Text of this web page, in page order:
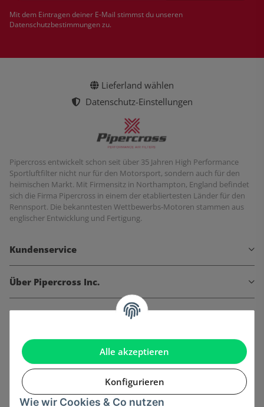
Alle akzeptieren
Konfigurieren
Wie wir Cookies & Co nutzen
Mit dem Eintragen deiner E-Mail stimmst du unseren
Datenschutzbestimmungenzu.
Lieferland wählen
Datenschutz-Einstellungen
Pipercross entwickelt schon seit über 35 Jahren High Performance
Sportluftfilter nicht nur für den Motorsport, sondern auch für den
heimischen Markt. Mit Firmensitz in Northampton, England befindet
sich die Firma Pipercross in einem der etabliertesten Länder für den
Rennsport. Die bekanntesten Wettbewerbs-Motoren stammen aus
englischer Entwicklung und Fertigung.
Kundenservice
Über Pipercross Inc.
Informationen
Gesetzliche Informationen